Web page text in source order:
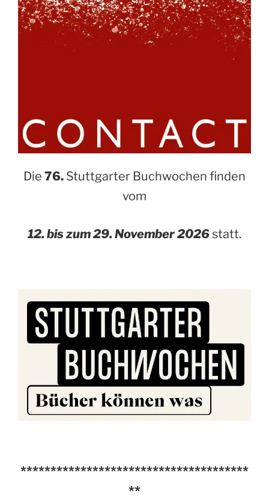
Die 76. Stuttgarter Buchwochen finden
vom
12. bis zum 29. November 2026statt.
**************************************
**